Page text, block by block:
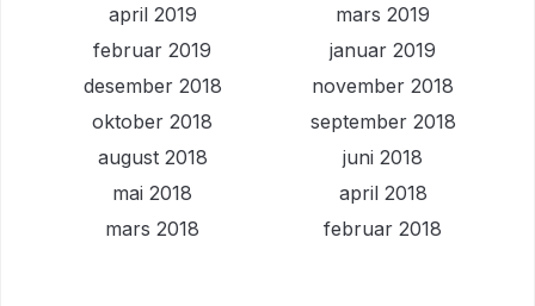
april 2019
mars 2019
februar 2019
januar 2019
desember 2018
november 2018
oktober 2018
september 2018
august 2018
juni 2018
mai 2018
april 2018
mars 2018
februar 2018